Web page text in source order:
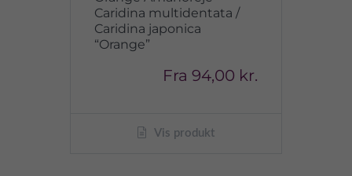
Caridina multidentata /
Caridina japonica
“Orange”
Fra 94,00 kr.
Vis produkt